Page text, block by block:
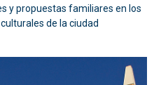
y propuestas familiares en los
de la ciudad